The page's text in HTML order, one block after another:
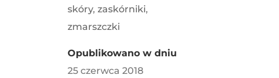
skóry, zaskórniki,
zmarszczki
Opublikowano w dniu
25 czerwca 2018